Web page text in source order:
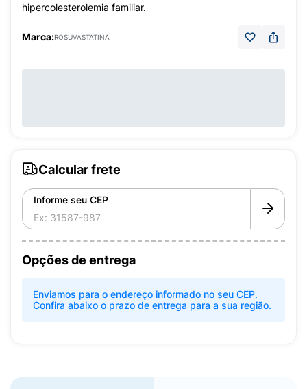
hipercolesterolemia familiar.
Marca:ROSUVASTATINA
Calcular frete
Informe seu CEP
Opções de entrega
Enviamos para o endereço informado no seu CEP.
Confira abaixo o prazo de entrega para a sua região.